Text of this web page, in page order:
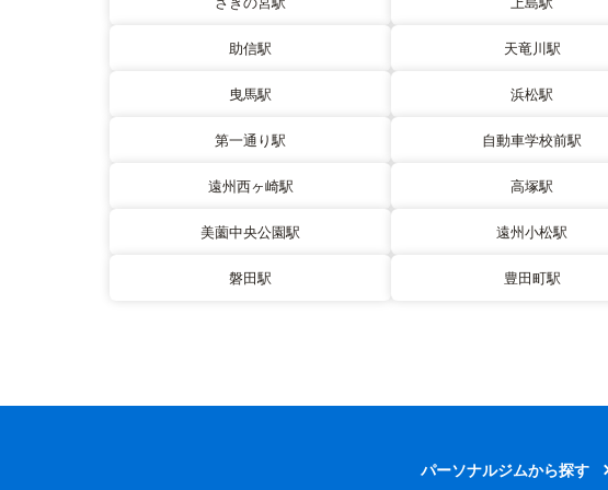
助信駅 天竜川駅
曳馬駅 浜松駅
第一通り駅 自動車学校前駅
遠州西ヶ崎駅 高塚駅
美薗中央公園駅 遠州小松駅
磐田駅 豊田町駅
パーソナルジムから探す